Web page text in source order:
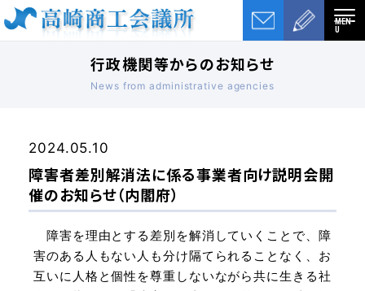
MEN
U
行政機関等からのお知らせ
News from administrative agencies
2024.05.10
障害者差別解消法に係る事業者向け説明会開
催のお知らせ（内閣府）
障害を理由とする差別を解消していくことで、障
害のある人もない人も分け隔てられることなく、お
互いに人格と個性を尊重しないながら共に生きる社